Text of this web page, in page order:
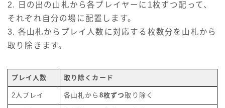
2. 日の出の山札から各プレイヤーに1枚ずつ配って、
それぞれ自分の場に配置します。
3. 各山札からプレイ人数に対応する枚数分を山札から
取り除きます。
プレイ人数 取り除くカード
2人プレイ 各山札から 8枚ずつ取り除く